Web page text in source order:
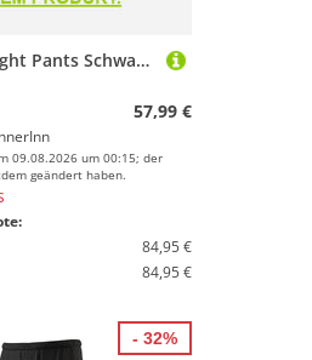
Odlo Zeroweight Pants Schwarz XL Frau
57,99 €
09.08.2026 um 00:15; der
geändert haben.
84,95 €
84,95 €
- 32%